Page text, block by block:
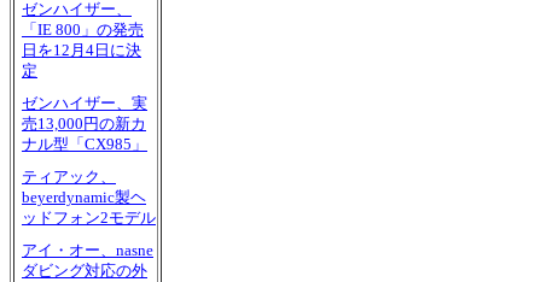
ゼンハイザー、
「IE 800」の発売
日を12月4日に決
定
ゼンハイザー、実
売13,000円の新カ
ナル型「CX985」
ティアック、
beyerdynamic製ヘ
ッドフォン2モデル
アイ・オー、nasne
ダビング対応の外